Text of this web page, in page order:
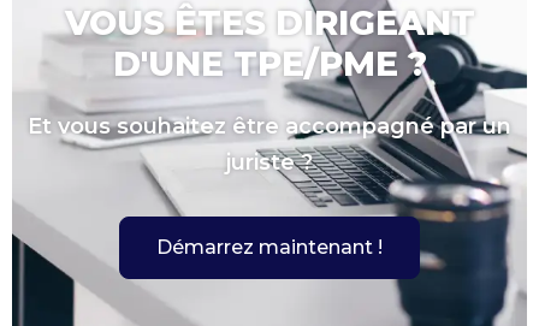
VOUS ÊTES DIRIGEANT
D'UNE TPE/PME ?
Et vous souhaitez être accompagné par un
juriste ?
Démarrez maintenant !